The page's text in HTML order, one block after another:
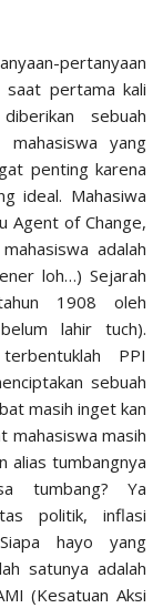
pertanyaan
saat pertama kali
sebuah
yang
penting karena
ideal. Mahasiwa
Agent of Change,
adalah
loh…) Sejarah
1908 oleh
lahir tuch).
PPI
sebuah
masih inget kan
mahasiswa masih
alias tumbangnya
tumbang? Ya
politik, inflasi
hayo yang
satunya adalah
(Kesatuan Aksi